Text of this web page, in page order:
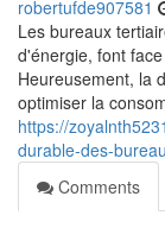
robertufde907581
Les bureaux
d'énergie, font
Heureusement, la
optimiser la
https://
durable-des-
Comments